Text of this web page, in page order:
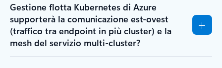
Gestione flotta Kubernetes di Azure
supporterà la comunicazione est-ovest
(traffico tra endpoint in più cluster) e la
mesh del servizio multi-cluster?